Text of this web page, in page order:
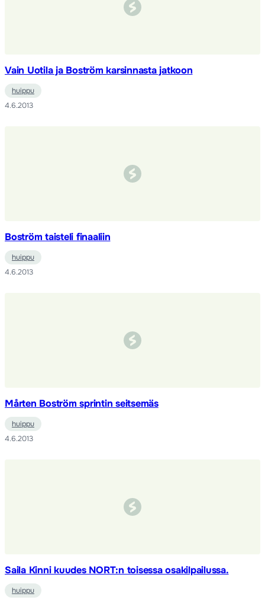
Vain Uotila ja Boström karsinnasta jatkoon
huippu
4.6.2013
Boström taisteli finaaliin
huippu
4.6.2013
Mårten Boström sprintin seitsemäs
huippu
4.6.2013
Saila Kinni kuudes NORT:n toisessa osakilpailussa.
huippu